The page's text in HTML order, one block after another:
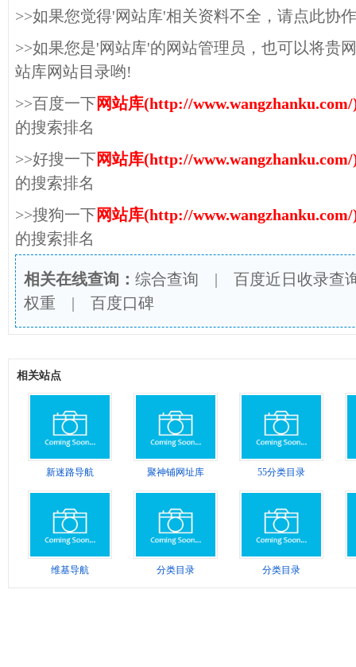
>>如果您觉得'网站库'相关资料不全，请点此协
>>如果您是'网站库'的网站管理员，也可以将贵
站库网站目录哟!
>>百度一下网站库(http://
的搜索排名
>>好搜一下网站库(http://
的搜索排名
>>搜狗一下网站库(http://
的搜索排名
相关在线查询： 综合查询 | 百度近日收录查
权重 | 百度口碑
相关站点
新迷路导航 聚神铺网址库 55分类目录
维基导航 分类目录 分类目录